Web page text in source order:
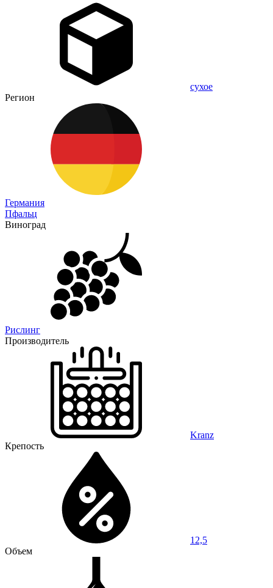
сухое
Регион
Германия
Пфальц
Виноград
Рислинг
Производитель
Kranz
Крепость
12,5
Объем